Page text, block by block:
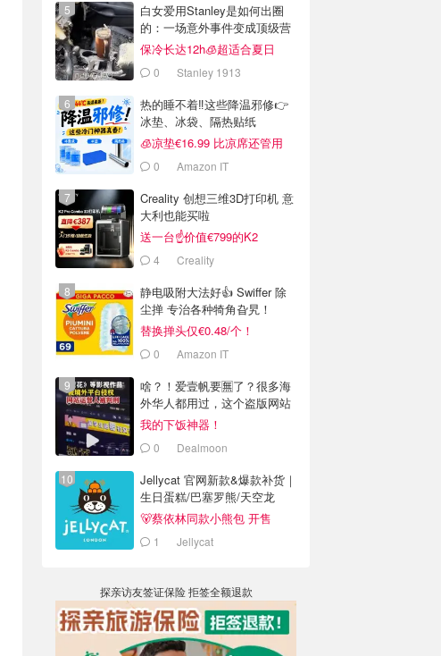
白女爱用Stanley是如何出圈
的：一场意外事件变成顶级营
销案例
保冷长达12h🧊超适合夏日
0 Stanley 1913
热的睡不着‼️这些降温邪修👉
冰垫、冰袋、隔热贴纸
🧊凉垫€16.99 比凉席还管用
0 Amazon IT
Creality 创想三维3D打印机 意
大利也能买啦
送一台☝️价值€799的K2
Combo！
4 Creality
静电吸附大法好👍 Swiffer 除
尘掸 专治各种犄角旮旯！
替换掸头仅€0.48/个！
0 Amazon IT
啥？！爱壹帆要🈚️了？很多海
外华人都用过，这个盗版网站
老板被判4年半
我的下饭神器！
0 Dealmoon
Jellycat 官网新款&爆款补货｜
生日蛋糕/巴塞罗熊/天空龙
🐻蔡依林同款小熊包 开售
1 Jellycat
探亲访友签证保险 拒签全额退款